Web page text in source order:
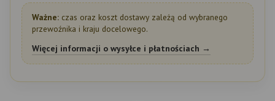
Ważne: czas oraz koszt dostawy zależą od wybranego
przewoźnika i kraju docelowego.
Więcej informacji o wysyłce i płatnościach →